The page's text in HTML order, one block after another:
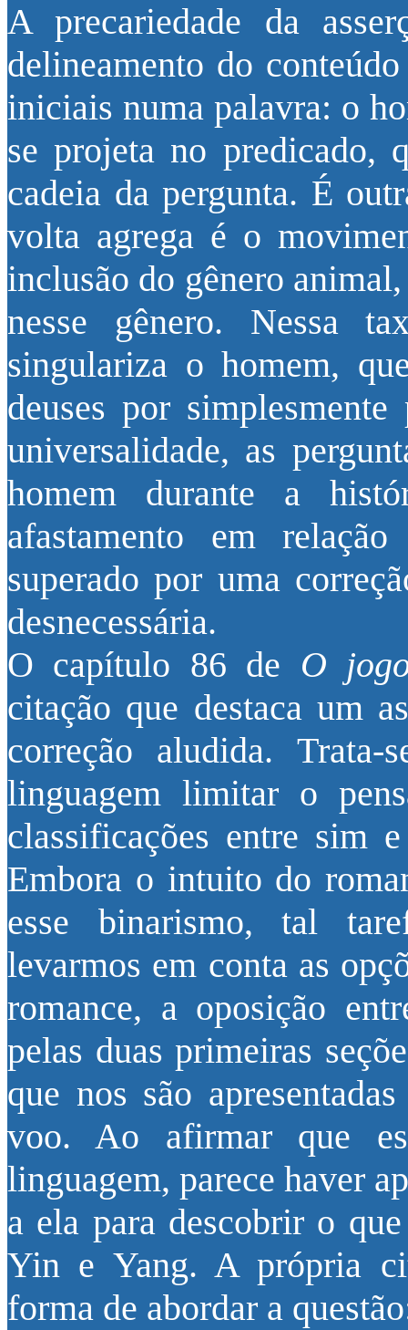
A precariedade da
delineamento do
iniciais numa palavra: o
se projeta no predicado,
cadeia da pergunta. É
volta agrega é o
inclusão do gênero
nesse gênero. Nessa
singulariza o homem,
deuses por
universalidade, as
homem durante a
afastamento em
superado por uma
desnecessária.
O capítulo 86 de O
citação que destaca um
correção aludida.
linguagem limitar o
classificações entre sim
Embora o intuito do
esse binarismo, tal
levarmos em conta as
romance, a oposição
pelas duas primeiras
que nos são
voo. Ao afirmar que
linguagem, parece haver
a ela para descobrir o
Yin e Yang. A própria
forma de abordar a